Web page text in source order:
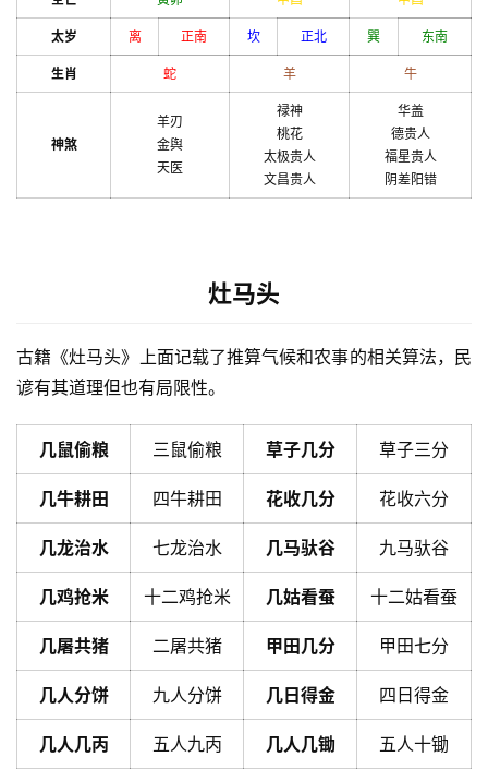
太岁 离 正南 坎 正北 巽 东南
生肖 蛇 羊 牛
神煞
羊刃
金舆
天医
禄神
桃花
太极贵人
文昌贵人
华盖
德贵人
福星贵人
阴差阳错
灶马头
古籍《灶马头》上面记载了推算气候和农事的相关算法，民
谚有其道理但也有局限性。
几鼠偷粮 三鼠偷粮 草子几分 草子三分
几牛耕田 四牛耕田 花收几分 花收六分
几龙治水 七龙治水 几马驮谷 九马驮谷
几鸡抢米 十二鸡抢米 几姑看蚕 十二姑看蚕
几屠共猪 二屠共猪 甲田几分 甲田七分
几人分饼 九人分饼 几日得金 四日得金
几人几丙 五人九丙 几人几锄 五人十锄